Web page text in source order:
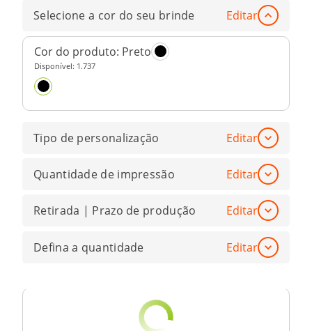
Selecione a cor do seu brinde Editar
Cor do produto: Preto
Disponível: 1.737
Tipo de personalização Editar
Quantidade de impressão Editar
Retirada | Prazo de produção Editar
Defina a quantidade Editar